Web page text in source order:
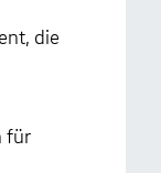
die
für